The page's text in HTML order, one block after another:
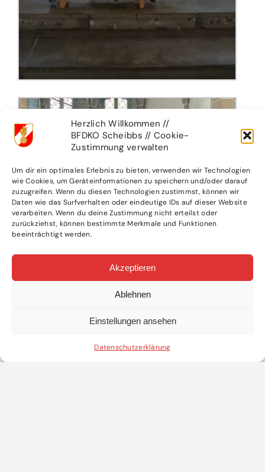
Herzlich Willkommen //
BFDKO Scheibbs // Cookie-
Zustimmung verwalten
Um dir ein optimales Erlebnis zu bieten, verwenden wir Technologien
wie Cookies, um Geräteinformationen zu speichern und/oder darauf
zuzugreifen. Wenn du diesen Technologien zustimmst, können wir
Daten wie das Surfverhalten oder eindeutige IDs auf dieser Website
verarbeiten. Wenn du deine Zustimmung nicht erteilst oder
zurückziehst, können bestimmte Merkmale und Funktionen
beeinträchtigt werden.
Akzeptieren
Ablehnen
Einstellungen ansehen
Datenschutzerklärung